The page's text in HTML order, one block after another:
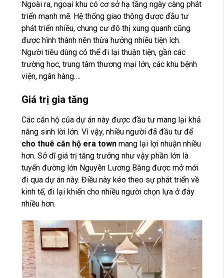
Ngoài ra, ngoại khu có cơ sở hạ tầng ngày càng phát
triển mạnh mẽ. Hệ thống giao thông được đầu tư
phát triển nhiều, chung cư đô thị xung quanh cũng
được hình thành nên thừa hưởng nhiều tiện ích.
Người tiêu dùng có thể đi lại thuận tiện, gần các
trường học, trung tâm thương mại lớn, các khu bệnh
viện, ngân hàng….
Giá trị gia tăng
Các căn hộ của dự án này được đầu tư mang lại khả
năng sinh lời lớn. Vì vậy, nhiều người đã đầu tư để
cho thuê căn hộ era town mang lại lợi nhuận nhiều
hơn. Sở dĩ giá trị tăng trưởng như vậy phần lớn là
tuyến đường lớn Nguyễn Lương Bằng được mở mới
đi qua dự án này. Điều này kéo theo sự phát triển về
kinh tế, đi lại khiến cho nhiều người chọn lựa ở đây
nhiều hơn.